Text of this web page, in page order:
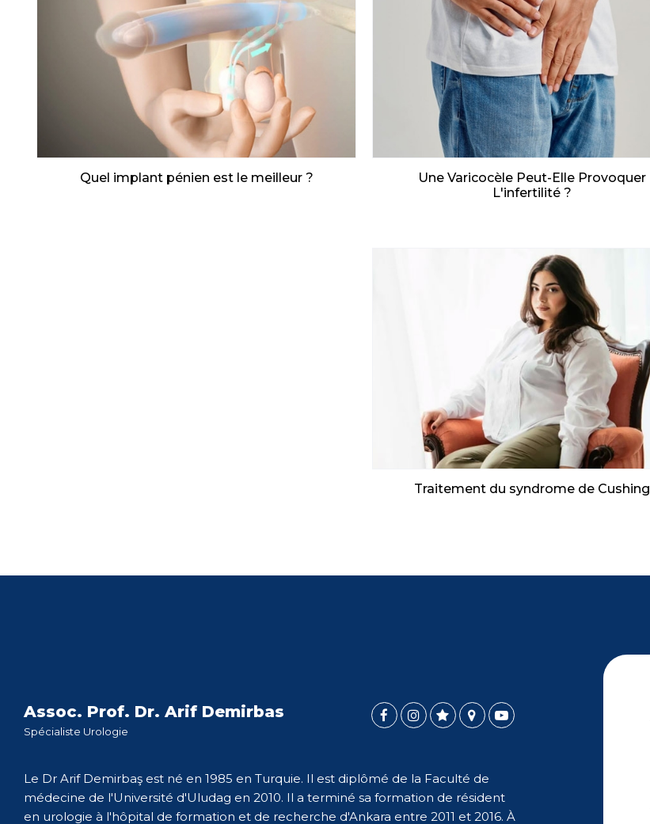
Quel implant pénien est le meilleur ?
Une Varicocèle Peut-Elle Provoquer
L'infertilité ?
Traitement du syndrome de Cushing
Assoc. Prof. Dr. Arif Demirbas
Spécialiste Urologie
Le Dr Arif Demirbaş est né en 1985 en Turquie. Il est diplômé de la Faculté de
médecine de l'Université d'Uludag en 2010. Il a terminé sa formation de résident
en urologie à l'hôpital de formation et de recherche d'Ankara entre 2011 et 2016. À